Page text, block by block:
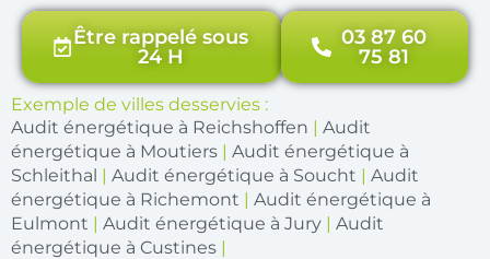
Être rappelé sous
24 H
03 87 60
75 81
Exemple de villes desservies :
Audit énergétique à Reichshoffen | Audit
énergétique à Moutiers | Audit énergétique à
Schleithal | Audit énergétique à Soucht | Audit
énergétique à Richemont | Audit énergétique à
Eulmont | Audit énergétique à Jury | Audit
énergétique à Custines |